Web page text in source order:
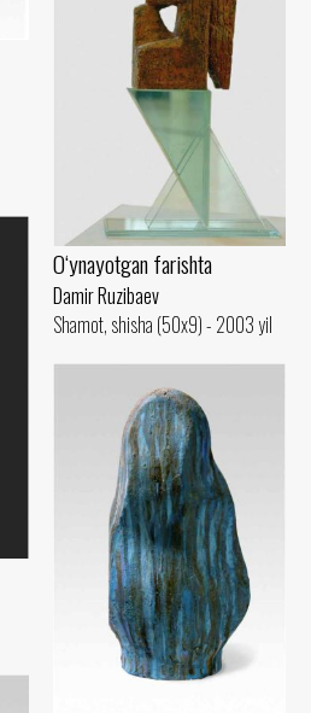
O‘ynayotgan farishta
Damir Ruzibaev
Shamot, shisha (50x9) - 2003 yil